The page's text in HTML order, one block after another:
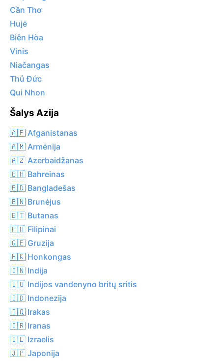
Cần Thơ
Hujė
Biên Hòa
Vinis
Niačangas
Thủ Đức
Qui Nhon
Šalys Azija
🇦🇫 Afganistanas
🇦🇲 Armėnija
🇦🇿 Azerbaidžanas
🇧🇭 Bahreinas
🇧🇩 Bangladešas
🇧🇳 Brunėjus
🇧🇹 Butanas
🇵🇭 Filipinai
🇬🇪 Gruzija
🇭🇰 Honkongas
🇮🇳 Indija
🇮🇴 Indijos vandenyno britų sritis
🇮🇩 Indonezija
🇮🇶 Irakas
🇮🇷 Iranas
🇮🇱 Izraelis
🇯🇵 Japonija